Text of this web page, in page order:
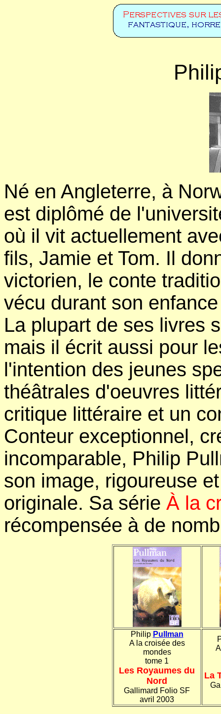
Né en Angleterre, à
est diplômé de
où il vit actuellement
fils, Jamie et Tom. Il
victorien, le conte
vécu durant son
La plupart de ses livres
mais il écrit aussi pour
l'intention des jeunes
théâtrales d'oeuvres
critique littéraire et un
Conteur exceptionnel,
incomparable, Philip
son image, rigoureuse
originale. Sa série À la
récompensée à de
Philip Pullman
A la croisée des
mondes
tome 1
Les Royaumes du
Nord
Gallimard Folio SF
avril 2003
La